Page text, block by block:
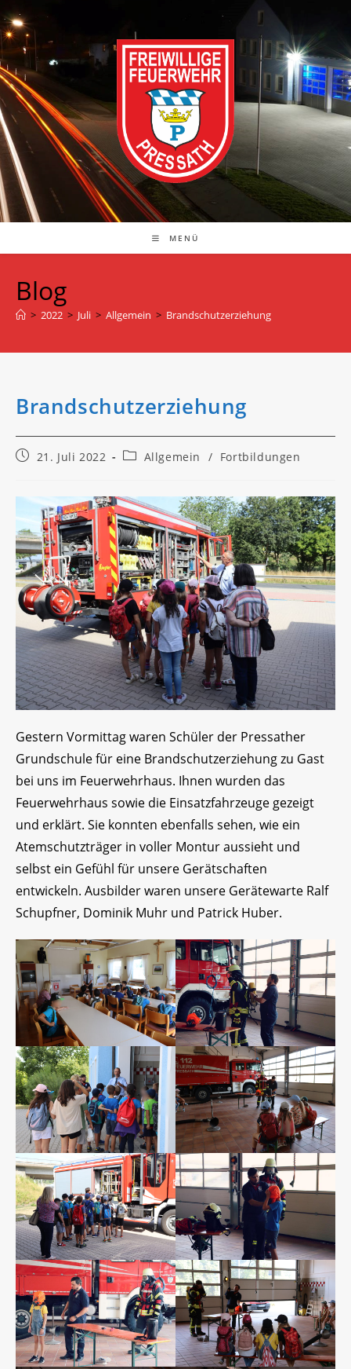
Zum
Inhalt
springen
MENÜ
Blog
> 2022 > Juli > Allgemein > Brandschutzerziehung
Brandschutzerziehung
Beitrag21. Juli 2022
Beitrags-
Allgemein / Fortbildungen
Gestern Vormittag waren Schüler der Pressather
Grundschule für eine Brandschutzerziehung zu Gast
bei uns im Feuerwehrhaus. Ihnen wurden das
Feuerwehrhaus sowie die Einsatzfahrzeuge gezeigt
und erklärt. Sie konnten ebenfalls sehen, wie ein
Atemschutzträger in voller Montur aussieht und
selbst ein Gefühl für unsere Gerätschaften
entwickeln. Ausbilder waren unsere Gerätewarte Ralf
Schupfner, Dominik Muhr und Patrick Huber.